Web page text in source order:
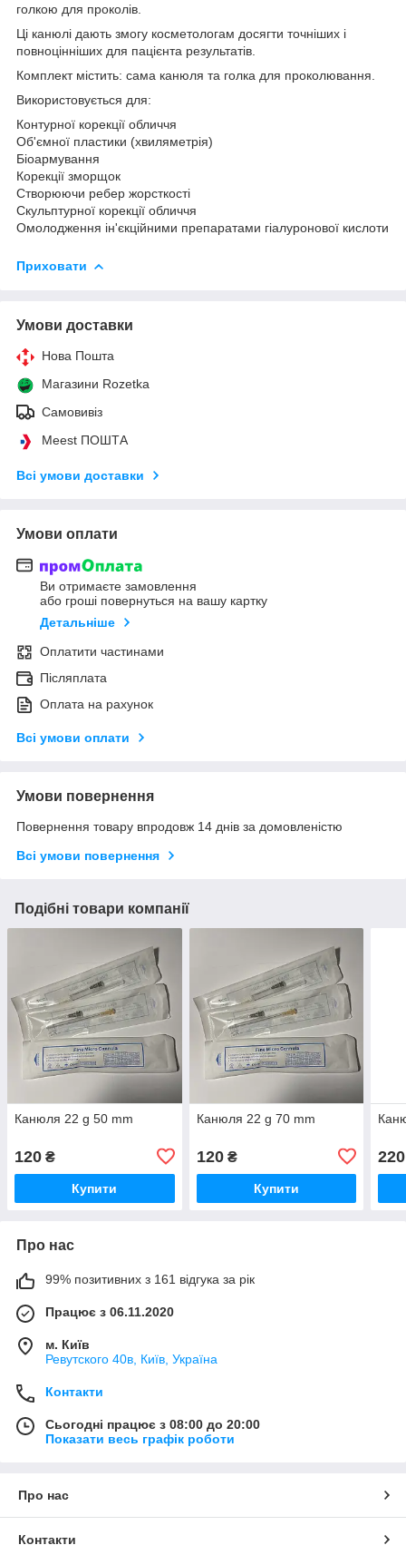
голкою для проколів.
Ці канюлі дають змогу косметологам досягти точніших і
повноцінніших для пацієнта результатів.
Комплект містить: сама канюля та голка для проколювання.
Використовується для:
Контурної корекції обличчя
Об'ємної пластики (хвиляметрія)
Біоармування
Корекції зморщок
Створюючи ребер жорсткості
Скульптурної корекції обличчя
Омолодження ін'єкційними препаратами гіалуронової кислоти
Приховати
Умови доставки
Нова Пошта
Магазини Rozetka
Самовивіз
Meest ПОШТА
Всі умови доставки
Умови оплати
Ви отримаєте замовлення
або гроші повернуться на вашу картку
Детальніше
Оплатити частинами
Післяплата
Оплата на рахунок
Всі умови оплати
Умови повернення
Повернення товару впродовж 14 днів за домовленістю
Всі умови повернення
Подібні товари компанії
Канюля 22 g 50 mm
120 ₴
Купити
Канюля 22 g 70 mm
120₴
Купити
220
Про нас
99% позитивних з 161 відгука за рік
Працює з 06.11.2020
м. Київ
Ревутского 40в, Київ, Україна
Контакти
Сьогодні працює з 08:00 до 20:00
Показати весь графік роботи
Про нас
Контакти